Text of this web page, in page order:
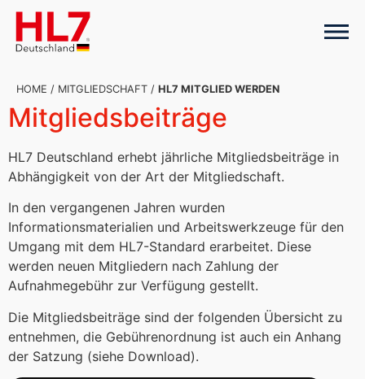
HOME / MITGLIEDSCHAFT / HL7 MITGLIED WERDEN
Mitgliedsbeiträge
HL7 Deutschland erhebt jährliche Mitgliedsbeiträge in
Abhängigkeit von der Art der Mitgliedschaft.
In den vergangenen Jahren wurden
Informationsmaterialien und Arbeitswerkzeuge für den
Umgang mit dem HL7-Standard erarbeitet. Diese
werden neuen Mitgliedern nach Zahlung der
Aufnahmegebühr zur Verfügung gestellt.
Die Mitgliedsbeiträge sind der folgenden Übersicht zu
entnehmen, die Gebührenordnung ist auch ein Anhang
der Satzung (siehe Download).